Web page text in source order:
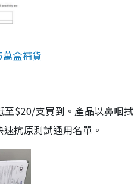
盒補貨
至$20/支買到。產品以鼻咽
抗原測試通用名單。